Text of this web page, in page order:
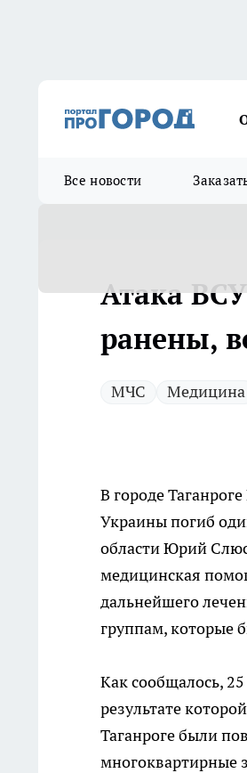
Все новости
Атака
ранены,
МЧС Медицина
В городе
Украины погиб
области Юрий
медицинская
дальнейшего
группам, которые
Как сообщалось,
результате
Таганроге были
многоквартирные